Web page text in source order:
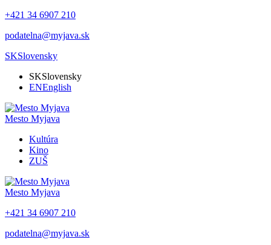
+421 34 6907 210
podatelna@myjava.sk
SKSlovensky
SKSlovensky
ENEnglish
Mesto Myjava
Kultúra
Kino
ZUŠ
Mesto Myjava
+421 34 6907 210
podatelna@myjava.sk